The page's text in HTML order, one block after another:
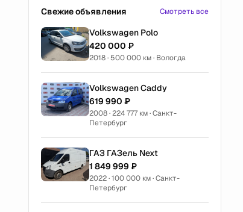
Свежие объявления Смотреть все
Volkswagen Polo
420 000 ₽
2018 · 500 000 км · Вологда
Volkswagen Caddy
619 990 ₽
2008 · 224 777 км · Санкт-
Петербург
ГАЗ ГАЗель Next
1 849 999 ₽
2022 · 100 000 км · Санкт-
Петербург